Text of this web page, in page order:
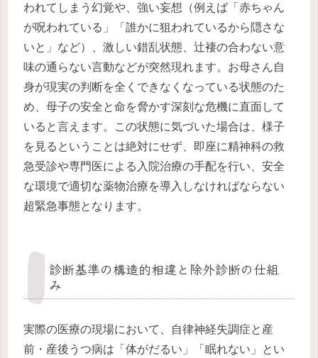
われてしまう幻覚や、強い妄想（例えば「赤ちゃん
が呪われている」「誰かに狙われているから隠さな
いと」など）、激しい錯乱状態、辻褄の合わない意
味の通らない言動などが突然現れます。お母さん自
身が現実の判断を全くできなくなっている状態のた
め、母子の安全と命を脅かす深刻な危機に直面して
いると言えます。この状態に気づいた場合は、様子
を見るということは絶対にせず、即座に精神科の救
急受診や専門医による入院治療の手配を行い、安全
な環境で適切な薬物治療を導入しなければならない
超緊急事態となります。
診断基準の構造的相違と除外診断の仕組
み
実際の医療の現場において、自律神経失調症と産
前・産後うつ病は「体がだるい」「眠れない」とい